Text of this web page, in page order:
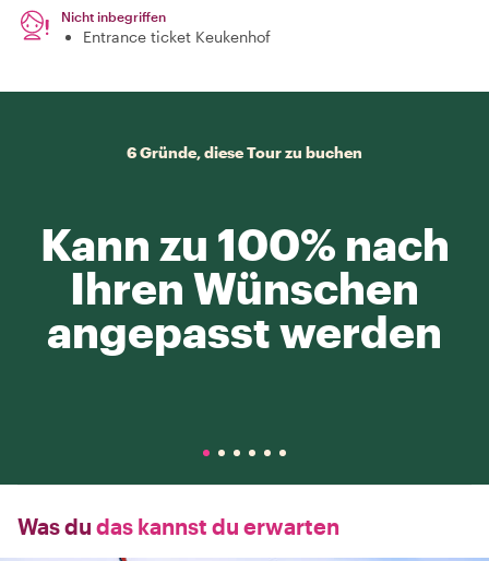
Nicht inbegriffen
Entrance ticket Keukenhof
6 Gründe, diese Tour zu buchen
Kann zu 100% nach
Ihren Wünschen
angepasst werden
Was du das kannst du erwarten